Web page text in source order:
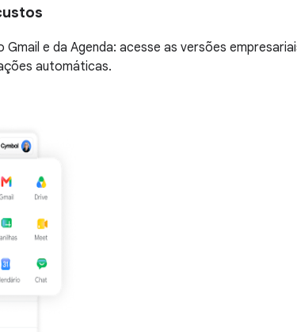
e da Agenda: acesse as versões
automáticas.